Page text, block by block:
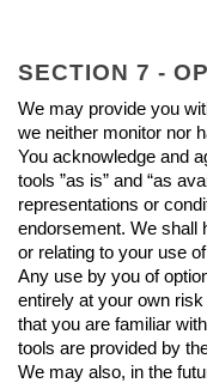
SECTION 7 -
We may provide you
we neither monitor nor
You acknowledge and
tools ”as is” and “as
representations or
endorsement. We shall
or relating to your use
Any use by you of
entirely at your own
that you are familiar
tools are provided by
We may also, in the